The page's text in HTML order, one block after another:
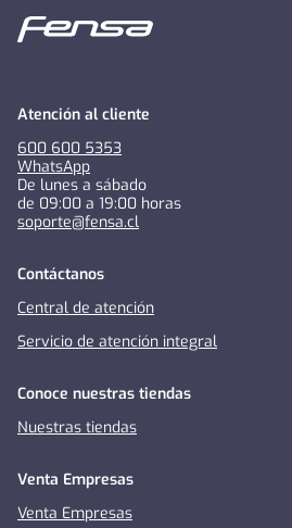
Atención al cliente
600 600 5353
WhatsApp
De lunes a sábado
de 09:00 a 19:00 horas
soporte@fensa.cl
Contáctanos
Central de atención
Servicio de atención integral
Conoce nuestras tiendas
Nuestras tiendas
Venta Empresas
Venta Empresas